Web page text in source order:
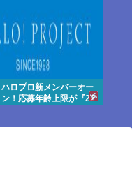
ハロプロ新メンバーオー
！応募年齢上限が『22